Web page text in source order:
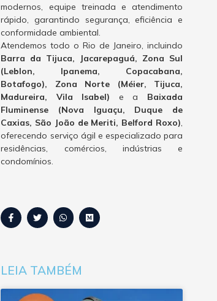
modernos, equipe treinada e atendimento
rápido, garantindo segurança, eficiência e
conformidade ambiental.
Atendemos todo o Rio de Janeiro, incluindo
Barra da Tijuca, Jacarepaguá, Zona Sul
(Leblon, Ipanema, Copacabana,
Botafogo), Zona Norte (Méier, Tijuca,
Madureira, Vila Isabel) e a Baixada
Fluminense (Nova Iguaçu, Duque de
Caxias, São João de Meriti, Belford Roxo),
oferecendo serviço ágil e especializado para
residências, comércios, indústrias e
condomínios.
LEIA TAMBÉM